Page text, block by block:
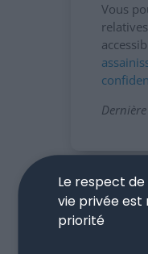
Le respect
vie privée est
priorité
Vous